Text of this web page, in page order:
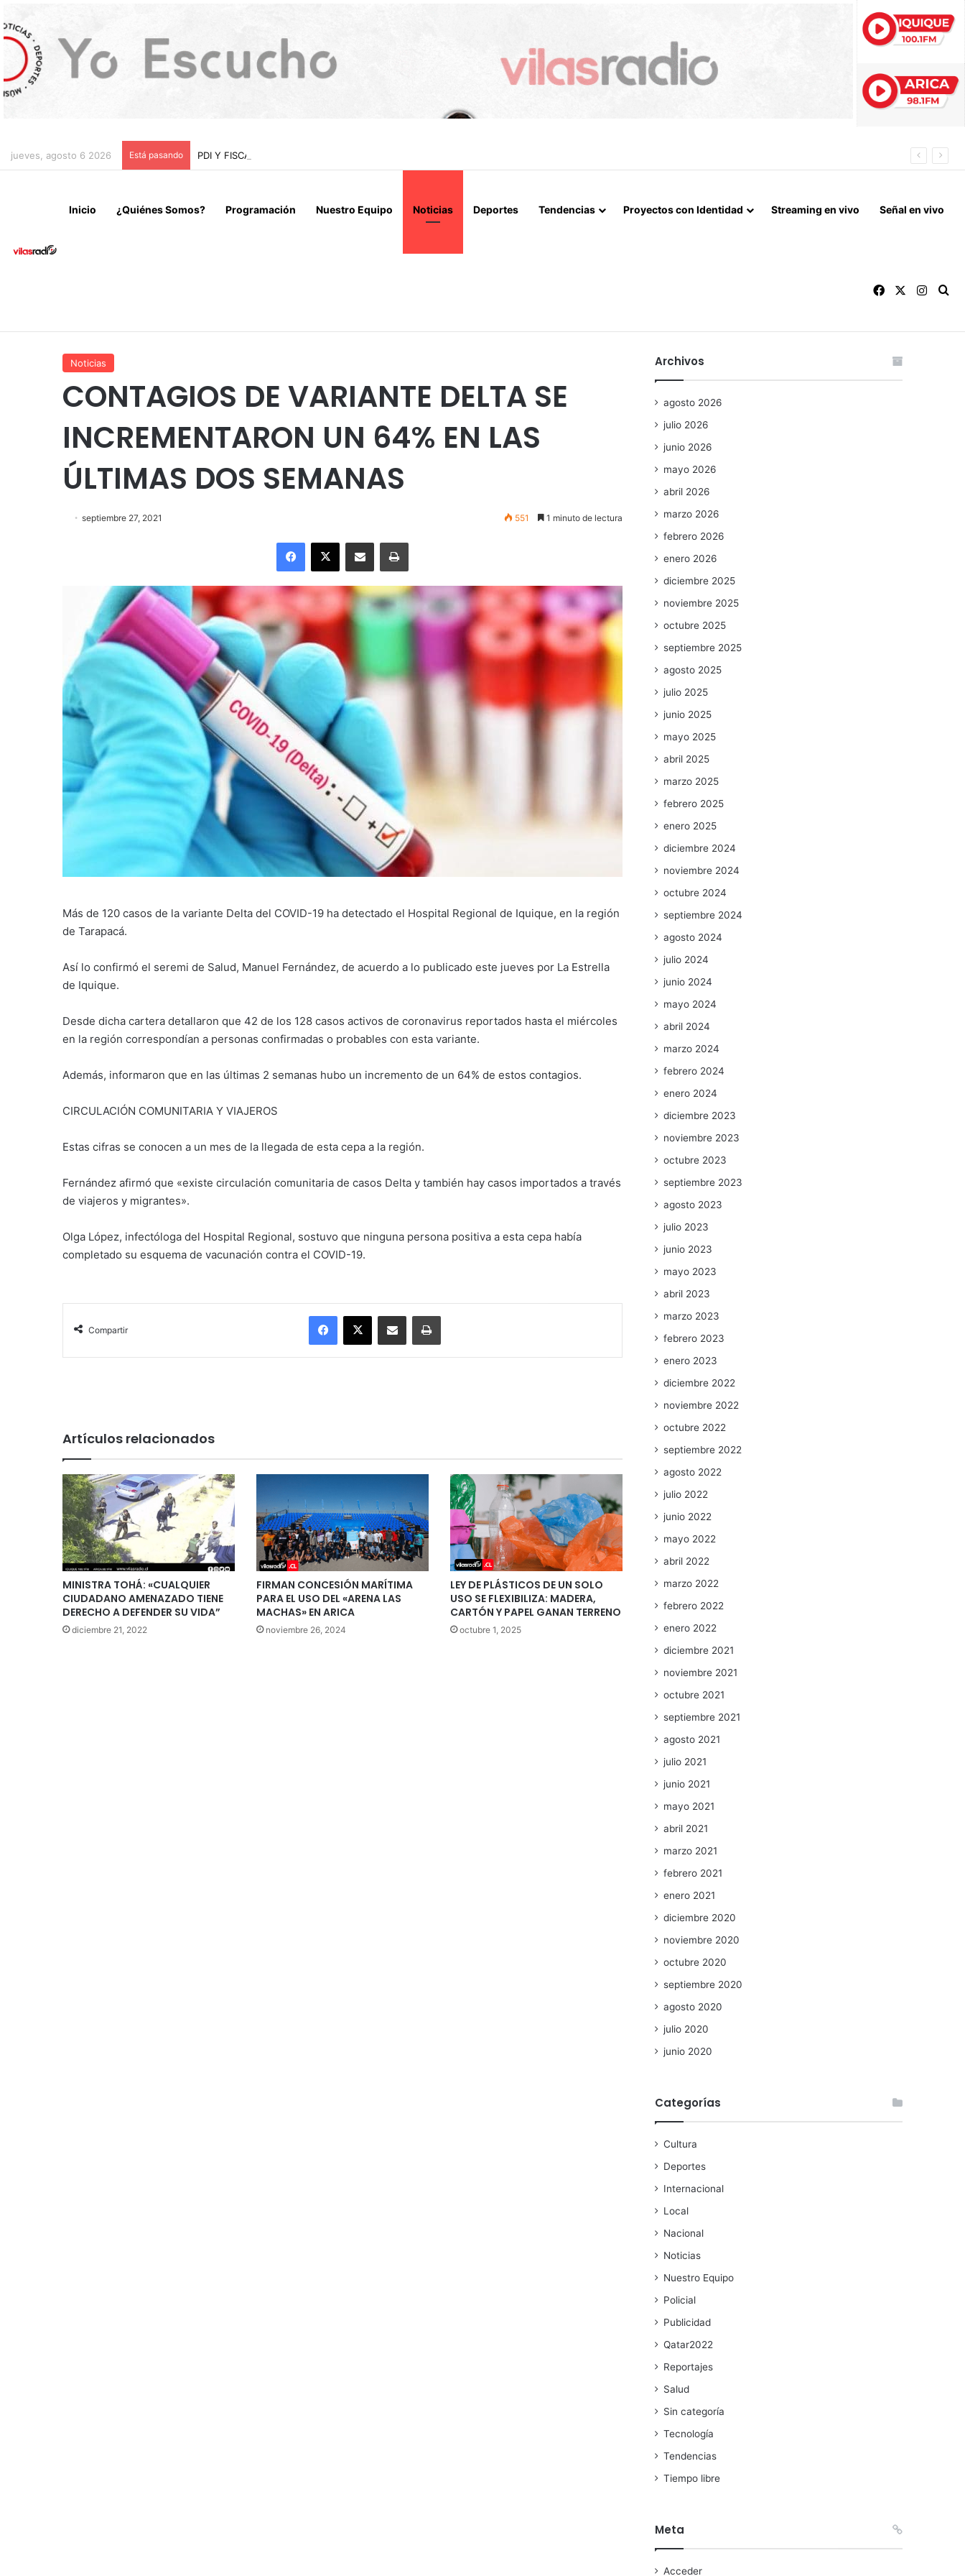
jueves, agosto 6 2026 Está pasando PDI Y FISCALÍA DE ARICA LOGRAN INCAUTAR 28 KILOS DE MARIHUANA OCULTOS EN UN CAMIÓN DE ALTO TONELAJE EN CHUNGARÁ
Inicio ¿Quiénes Somos? Programación Nuestro Equipo Noticias Deportes Tendencias Proyectos con Identidad Streaming en vivo Señal en vivo
Facebook
Noticias
CONTAGIOS DE VARIANTE DELTA SE
INCREMENTARON UN 64% EN LAS
ÚLTIMAS DOS SEMANAS
septiembre 27, 2021 551 1 minuto de lectura
Facebook
X Enviar vía email Imprimir
Más de 120 casos de la variante Delta del COVID-19 ha detectado el Hospital Regional de Iquique, en la región
de Tarapacá.
Así lo confirmó el seremi de Salud, Manuel Fernández, de acuerdo a lo publicado este jueves por La Estrella
de Iquique.
Desde dicha cartera detallaron que 42 de los 128 casos activos de coronavirus reportados hasta el miércoles
en la región correspondían a personas confirmadas o probables con esta variante.
Además, informaron que en las últimas 2 semanas hubo un incremento de un 64% de estos contagios.
CIRCULACIÓN COMUNITARIA Y VIAJEROS
Estas cifras se conocen a un mes de la llegada de esta cepa a la región.
Fernández afirmó que «existe circulación comunitaria de casos Delta y también hay casos importados a través
de viajeros y migrantes».
Olga López, infectóloga del Hospital Regional, sostuvo que ninguna persona positiva a esta cepa había
completado su esquema de vacunación contra el COVID-19.
Compartir
Facebook
X Enviar vía email Imprimir
Artículos relacionados
MINISTRA TOHÁ: «CUALQUIER
CIUDADANO AMENAZADO TIENE
DERECHO A DEFENDER SU VIDA”
diciembre 21, 2022
FIRMAN CONCESIÓN MARÍTIMA
PARA EL USO DEL «ARENA LAS
MACHAS» EN ARICA
noviembre 26, 2024
LEY DE PLÁSTICOS DE UN SOLO
USO SE FLEXIBILIZA: MADERA,
CARTÓN Y PAPEL GANAN TERRENO
octubre 1, 2025
Archivos
agosto 2026
julio 2026
junio 2026
mayo 2026
abril 2026
marzo 2026
febrero 2026
enero 2026
diciembre 2025
noviembre 2025
octubre 2025
septiembre 2025
agosto 2025
julio 2025
junio 2025
mayo 2025
abril 2025
marzo 2025
febrero 2025
enero 2025
diciembre 2024
noviembre 2024
octubre 2024
septiembre 2024
agosto 2024
julio 2024
junio 2024
mayo 2024
abril 2024
marzo 2024
febrero 2024
enero 2024
diciembre 2023
noviembre 2023
octubre 2023
septiembre 2023
agosto 2023
julio 2023
junio 2023
mayo 2023
abril 2023
marzo 2023
febrero 2023
enero 2023
diciembre 2022
noviembre 2022
octubre 2022
septiembre 2022
agosto 2022
julio 2022
junio 2022
mayo 2022
abril 2022
marzo 2022
febrero 2022
enero 2022
diciembre 2021
noviembre 2021
octubre 2021
septiembre 2021
agosto 2021
julio 2021
junio 2021
mayo 2021
abril 2021
marzo 2021
febrero 2021
enero 2021
diciembre 2020
noviembre 2020
octubre 2020
septiembre 2020
agosto 2020
julio 2020
junio 2020
Categorías
Cultura
Deportes
Internacional
Local
Nacional
Noticias
Nuestro Equipo
Policial
Publicidad
Qatar2022
Reportajes
Salud
Sin categoría
Tecnología
Tendencias
Tiempo libre
Meta
Acceder